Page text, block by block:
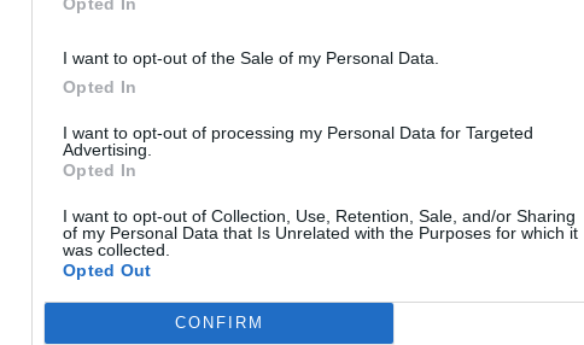
I want to opt-out of the Sale of my Personal Data.
Opted In
I want to opt-out of processing my Personal Data for Targeted
Advertising.
Opted In
I want to opt-out of Collection, Use, Retention, Sale, and/or Sharing
of my Personal Data that Is Unrelated with the Purposes for which it
was collected.
Opted Out
CONFIRM